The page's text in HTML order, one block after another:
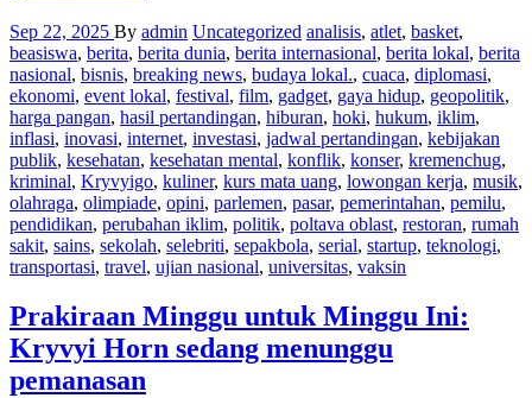
Sep 22, 2025 By admin Uncategorized analisis, atlet, basket,
beasiswa, berita, berita dunia, berita internasional, berita lokal, berita
nasional, bisnis, breaking news, budaya lokal., cuaca, diplomasi,
ekonomi, event lokal, festival, film, gadget, gaya hidup, geopolitik,
harga pangan, hasil pertandingan, hiburan, hoki, hukum, iklim,
inflasi, inovasi, internet, investasi, jadwal pertandingan, kebijakan
publik, kesehatan, kesehatan mental, konflik, konser, kremenchug,
kriminal, Kryvyigo, kuliner, kurs mata uang, lowongan kerja, musik,
olahraga, olimpiade, opini, parlemen, pasar, pemerintahan, pemilu,
pendidikan, perubahan iklim, politik, poltava oblast, restoran, rumah
sakit, sains, sekolah, selebriti, sepakbola, serial, startup, teknologi,
transportasi, travel, ujian nasional, universitas, vaksin
Prakiraan Minggu untuk Minggu Ini:
Kryvyi Horn sedang menunggu
pemanasan